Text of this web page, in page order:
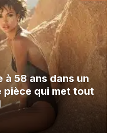
à 58 ans dans un
pièce qui met tout